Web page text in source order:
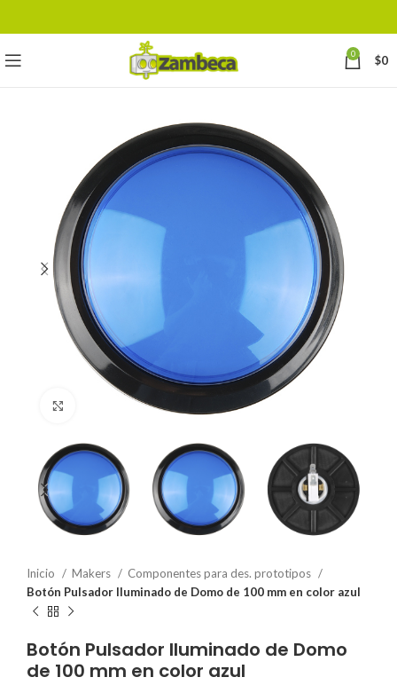
0 $0
Click to enlarge
Inicio Makers
Componentes para des. prototipos
Botón Pulsador Iluminado de Domo de 100 mm en color azul
Botón Pulsador Iluminado de Domo
de 100 mm en color azul